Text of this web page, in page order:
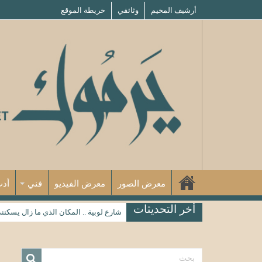
أرشيف المخيم وثائقي خريطة الموقع
معرض الصور معرض الفيديو فني
أخر التحديثات شارع لوبية .. المكان الذي ما زال